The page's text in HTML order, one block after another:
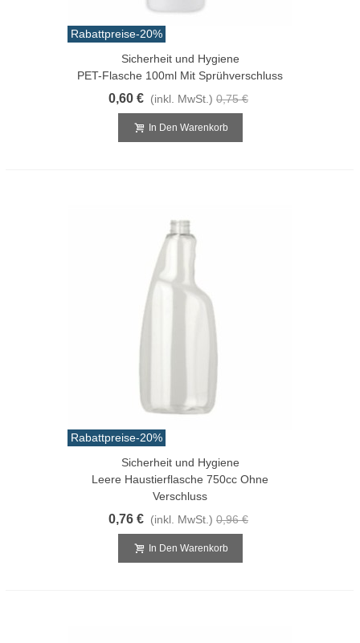
Rabattpreise-20%
Sicherheit und Hygiene
PET-Flasche 100ml Mit Sprühverschluss
0,60 € (inkl. MwSt.) 0,75 €
In Den Warenkorb
Rabattpreise-20%
Sicherheit und Hygiene
Leere Haustierflasche 750cc Ohne
Verschluss
0,76 € (inkl. MwSt.) 0,96 €
In Den Warenkorb